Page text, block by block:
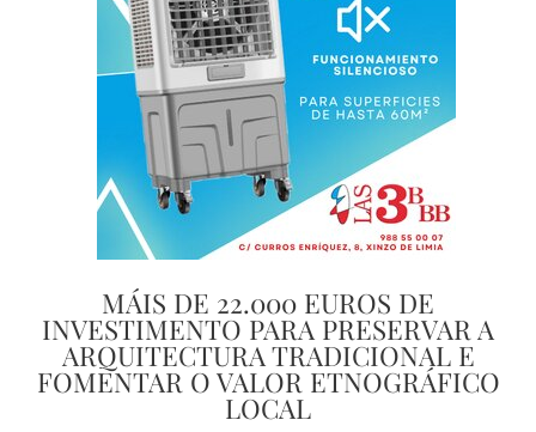
MÁIS DE 22.000 EUROS DE
INVESTIMENTO PARA PRESERVAR A
ARQUITECTURA TRADICIONAL E
FOMENTAR O VALOR ETNOGRÁFICO
LOCAL